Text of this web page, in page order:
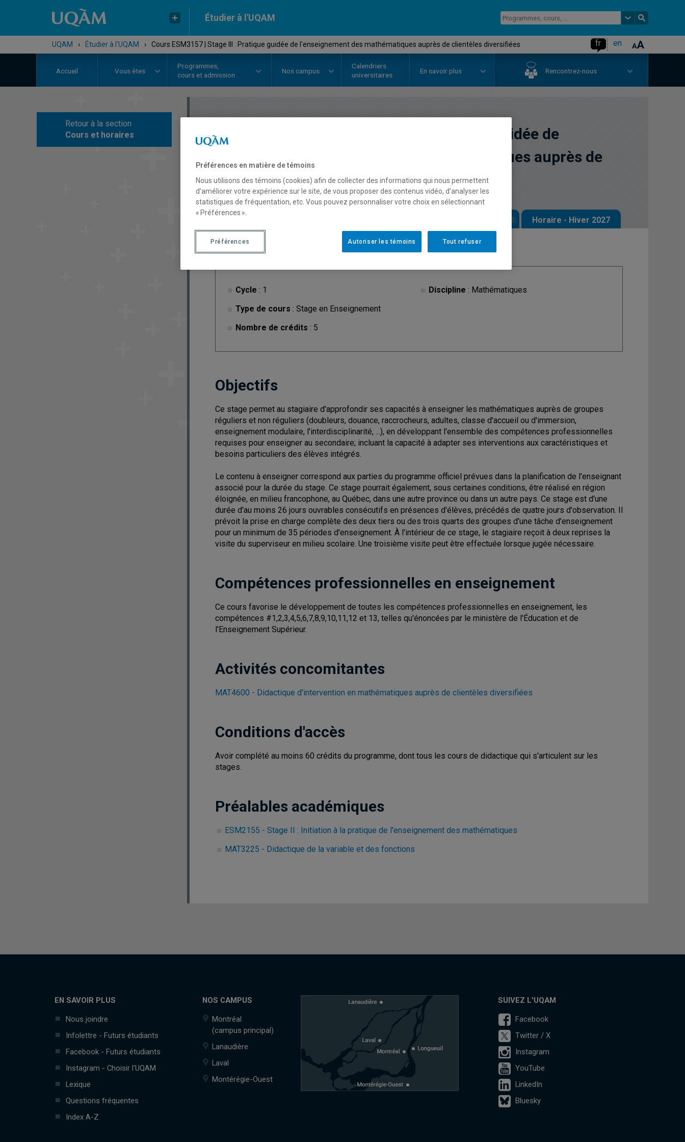
Étudier à l'UQAM
UQAM › Étudier à l'UQAM › Cours ESM3157 | Stage III : Pratique guidée de l'enseignement des mathématiques auprès de clientèles diversifiées fr en
Accueil Vous êtes
Programmes,
cours et admission
Nos campus
Calendriers
universitaires
En savoir plus Rencontrez-nous
Retour à la section
Cours et horaires
COURS
Stage III : Pratique guidée de
l'enseignement des mathématiques auprès de
clientèles diversifiées
Horaire - Automne 2026 Horaire - Hiver 2027
Cycle : 1
Type de cours : Stage en Enseignement
Nombre de crédits : 5
Discipline : Mathématiques
Objectifs
Ce stage permet au stagiaire d'approfondir ses capacités à enseigner les mathématiques auprès de groupes
réguliers et non réguliers (doubleurs, douance, raccrocheurs, adultes, classe d'accueil ou d'immersion,
enseignement modulaire, l'interdisciplinarité, ...), en développant l'ensemble des compétences professionnelles
requises pour enseigner au secondaire; incluant la capacité à adapter ses interventions aux caractéristiques et
besoins particuliers des élèves intégrés.
Le contenu à enseigner correspond aux parties du programme officiel prévues dans la planification de l'enseignant
associé pour la durée du stage. Ce stage pourrait également, sous certaines conditions, être réalisé en région
éloignée, en milieu francophone, au Québec, dans une autre province ou dans un autre pays. Ce stage est d'une
durée d'au moins 26 jours ouvrables consécutifs en présences d'élèves, précédés de quatre jours d'observation. Il
prévoit la prise en charge complète des deux tiers ou des trois quarts des groupes d'une tâche d'enseignement
pour un minimum de 35 périodes d'enseignement. À l'intérieur de ce stage, le stagiaire reçoit à deux reprises la
visite du superviseur en milieu scolaire. Une troisième visite peut être effectuée lorsque jugée nécessaire.
Compétences professionnelles en enseignement
Ce cours favorise le développement de toutes les compétences professionnelles en enseignement, les
compétences #1,2,3,4,5,6,7,8,9,10,11,12 et 13, telles qu'énoncées par le ministère de l'Éducation et de
l'Enseignement Supérieur.
Activités concomitantes
MAT4600 - Didactique d'intervention en mathématiques auprès de clientèles diversifiées
Conditions d'accès
Avoir complété au moins 60 crédits du programme, dont tous les cours de didactique qui s'articulent sur les
stages.
Préalables académiques
ESM2155 - Stage II : Initiation à la pratique de l'enseignement des mathématiques
MAT3225 - Didactique de la variable et des fonctions
EN SAVOIR PLUS
Nous joindre
Infolettre - Futurs étudiants
Facebook - Futurs étudiants
Instagram - Choisir l'UQAM
Lexique
Questions fréquentes
Index A-Z
NOS CAMPUS
Montréal
(campus principal)
Lanaudière
Laval
Montérégie-Ouest
SUIVEZ L'UQAM
Facebook
Twitter / X
Instagram
YouTube
LinkedIn
Bluesky
Préférences en matière de témoins
Nous utilisons des témoins (cookies) afin de collecter des informations qui nous permettent
d’améliorer votre expérience sur le site, de vous proposer des contenus vidéo, d’analyser les
statistiques de fréquentation, etc. Vous pouvez personnaliser votre choix en sélectionnant
« Préférences ».
Tout refuser
Autoriser les témoins
Préférences